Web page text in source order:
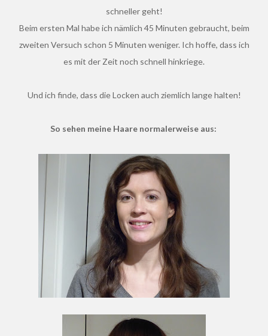
schneller geht!
Beim ersten Mal habe ich nämlich 45 Minuten gebraucht, beim
zweiten Versuch schon 5 Minuten weniger. Ich hoffe, dass ich
es mit der Zeit noch schnell hinkriege.
Und ich finde, dass die Locken auch ziemlich lange halten!
So sehen meine Haare normalerweise aus: